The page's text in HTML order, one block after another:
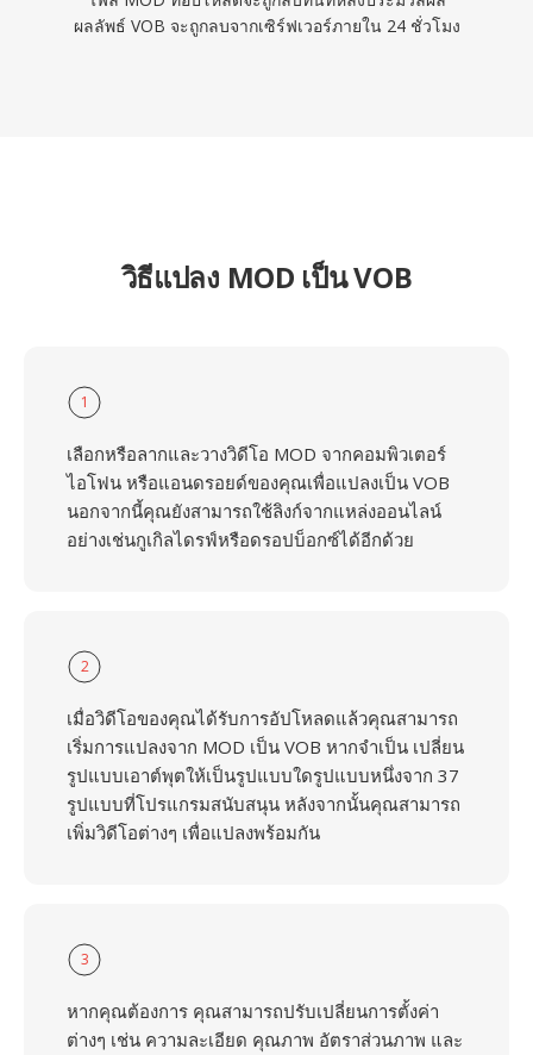
ผลลัพธ์ VOB จะถูกลบจากเซิร์ฟเวอร์ภายใน 24 ชั่วโมง
วิธีแปลง MOD เป็น VOB
1
เลือกหรือลากและวางวิดีโอ MOD จากคอมพิวเตอร์
ไอโฟน หรือแอนดรอยด์ของคุณเพื่อแปลงเป็น VOB
นอกจากนี้คุณยังสามารถใช้ลิงก์จากแหล่งออนไลน์
อย่างเช่นกูเกิลไดรฟ์หรือดรอปบ็อกซ์ได้อีกด้วย
2
เมื่อวิดีโอของคุณได้รับการอัปโหลดแล้วคุณสามารถ
เริ่มการแปลงจาก MOD เป็น VOB หากจำเป็น เปลี่ยน
รูปแบบเอาต์พุตให้เป็นรูปแบบใดรูปแบบหนึ่งจาก 37
รูปแบบที่โปรแกรมสนับสนุน หลังจากนั้นคุณสามารถ
เพิ่มวิดีโอต่างๆ เพื่อแปลงพร้อมกัน
3
หากคุณต้องการ คุณสามารถปรับเปลี่ยนการตั้งค่า
ต่างๆ เช่น ความละเอียด คุณภาพ อัตราส่วนภาพ และ